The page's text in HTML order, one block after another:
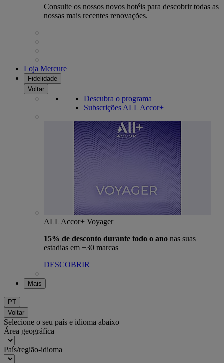
Consulte os nossos novos hotéis para descobrir todas as
nossas mais recentes renovações.
Loja Mercure
Fidelidade
Voltar
Descubra o programa
Subscrições ALL Accor+
ALL Accor+ Voyager
15% de desconto durante todo o ano nas suas
estadias em +30 marcas
DESCOBRIR
Mais
PT
Voltar
Selecione o seu país e idioma abaixo
Área geográfica
País/região-idioma